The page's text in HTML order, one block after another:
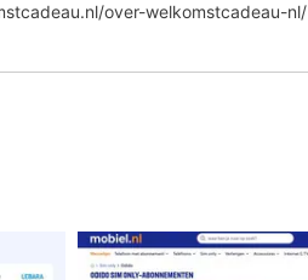
over-welkomstcadeau-nl/